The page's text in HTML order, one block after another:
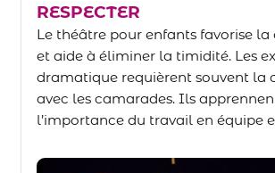
RESPECTER
Le théâtre pour enfants favorise
et aide à éliminer la timidité. Les
dramatique requièrent souvent la
avec les camarades. Ils
l’importance du travail en équipe